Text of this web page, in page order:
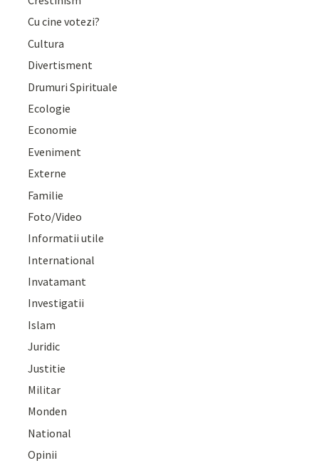
Cu cine votezi?
Cultura
Divertisment
Drumuri Spirituale
Ecologie
Economie
Eveniment
Externe
Familie
Foto/Video
Informatii utile
International
Invatamant
Investigatii
Islam
Juridic
Justitie
Militar
Monden
National
Opinii